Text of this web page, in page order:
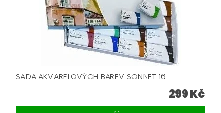
SADA AKVARELOVÝCH BAREV SONNET 16
299 Kč